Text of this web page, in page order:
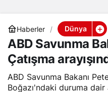
Haberler Dünya
ABD Savunma
Çatışma
ABD Savunma Bakanı
Boğazı'ndaki duruma